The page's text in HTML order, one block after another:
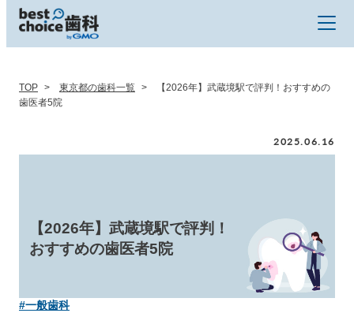
TOP 東京都の歯科一覧
【2026年】武蔵境駅で評判！おすすめの
歯医者5院
2025.06.16
【2026年】武蔵境駅で評判！
おすすめの歯医者5院
#一般歯科